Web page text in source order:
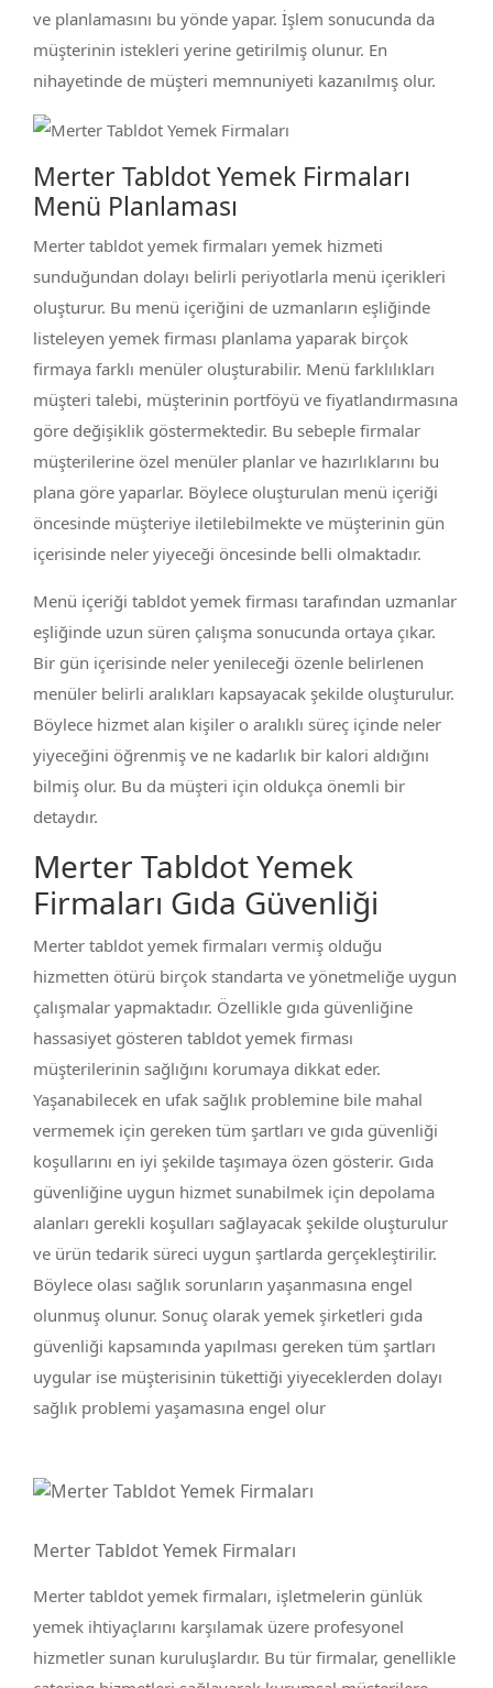
ve planlamasını bu yönde yapar. İşlem sonucunda da
müşterinin istekleri yerine getirilmiş olunur. En
nihayetinde de müşteri memnuniyeti kazanılmış olur.
Merter Tabldot Yemek Firmaları
Menü Planlaması
Merter tabldot yemek firmaları yemek hizmeti
sunduğundan dolayı belirli periyotlarla menü içerikleri
oluşturur. Bu menü içeriğini de uzmanların eşliğinde
listeleyen yemek firması planlama yaparak birçok
firmaya farklı menüler oluşturabilir. Menü farklılıkları
müşteri talebi, müşterinin portföyü ve fiyatlandırmasına
göre değişiklik göstermektedir. Bu sebeple firmalar
müşterilerine özel menüler planlar ve hazırlıklarını bu
plana göre yaparlar. Böylece oluşturulan menü içeriği
öncesinde müşteriye iletilebilmekte ve müşterinin gün
içerisinde neler yiyeceği öncesinde belli olmaktadır.
Menü içeriği tabldot yemek firması tarafından uzmanlar
eşliğinde uzun süren çalışma sonucunda ortaya çıkar.
Bir gün içerisinde neler yenileceği özenle belirlenen
menüler belirli aralıkları kapsayacak şekilde oluşturulur.
Böylece hizmet alan kişiler o aralıklı süreç içinde neler
yiyeceğini öğrenmiş ve ne kadarlık bir kalori aldığını
bilmiş olur. Bu da müşteri için oldukça önemli bir
detaydır.
Merter Tabldot Yemek
Firmaları Gıda Güvenliği
Merter tabldot yemek firmaları vermiş olduğu
hizmetten ötürü birçok standarta ve yönetmeliğe uygun
çalışmalar yapmaktadır. Özellikle gıda güvenliğine
hassasiyet gösteren tabldot yemek firması
müşterilerinin sağlığını korumaya dikkat eder.
Yaşanabilecek en ufak sağlık problemine bile mahal
vermemek için gereken tüm şartları ve gıda güvenliği
koşullarını en iyi şekilde taşımaya özen gösterir. Gıda
güvenliğine uygun hizmet sunabilmek için depolama
alanları gerekli koşulları sağlayacak şekilde oluşturulur
ve ürün tedarik süreci uygun şartlarda gerçekleştirilir.
Böylece olası sağlık sorunların yaşanmasına engel
olunmuş olunur. Sonuç olarak yemek şirketleri gıda
güvenliği kapsamında yapılması gereken tüm şartları
uygular ise müşterisinin tükettiği yiyeceklerden dolayı
sağlık problemi yaşamasına engel olur
Merter Tabldot Yemek Firmaları
Merter tabldot yemek firmaları, işletmelerin günlük
yemek ihtiyaçlarını karşılamak üzere profesyonel
hizmetler sunan kuruluşlardır. Bu tür firmalar, genellikle